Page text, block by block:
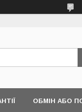
ОБМІН АБО